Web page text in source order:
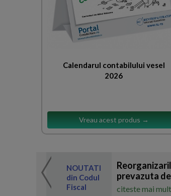
Calendarul contabilului vesel
2026
Vreau acest produs →
NOUTATI
din Codul
Fiscal
prevazuta
citeste mai mult